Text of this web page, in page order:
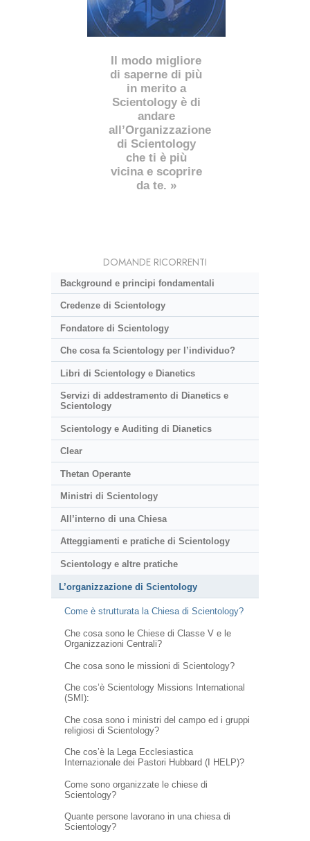
Il modo migliore
di saperne di più
in merito a
Scientology è di
andare
all’Organizzazione
di Scientology
che ti è più
vicina e scoprire
da te. »
DOMANDE RICORRENTI
Background e principi fondamentali
Credenze di Scientology
Fondatore di Scientology
Che cosa fa Scientology per l’individuo?
Libri di Scientology e Dianetics
Servizi di addestramento di Dianetics e
Scientology
Scientology e Auditing di Dianetics
Clear
Thetan Operante
Ministri di Scientology
All’interno di una Chiesa
Atteggiamenti e pratiche di Scientology
Scientology e altre pratiche
L’organizzazione di Scientology
Come è strutturata la Chiesa di Scientology?
Che cosa sono le Chiese di Classe V e le
Organizzazioni Centrali?
Che cosa sono le missioni di Scientology?
Che cos’è Scientology Missions International
(SMI):
Che cosa sono i ministri del campo ed i gruppi
religiosi di Scientology?
Che cos’è la Lega Ecclesiastica
Internazionale dei Pastori Hubbard (I HELP)?
Come sono organizzate le chiese di
Scientology?
Quante persone lavorano in una chiesa di
Scientology?